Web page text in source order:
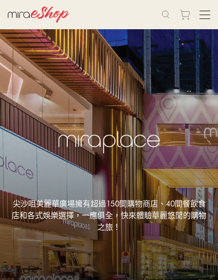
尖沙咀美麗華廣場擁有超過150間購物商店、40間餐飲食
店和各式娛樂選擇，一應俱全，快來體驗華麗悠閒的購物
之旅！